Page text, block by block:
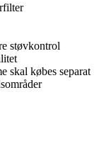
støvkontrol
skal købes separat